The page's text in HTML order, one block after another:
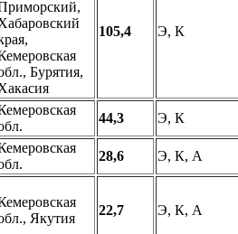
Бурятия,
105,4 Э, К
44,3 Э, К
28,6 Э, К, А
Якутия
22,7 Э, К, А